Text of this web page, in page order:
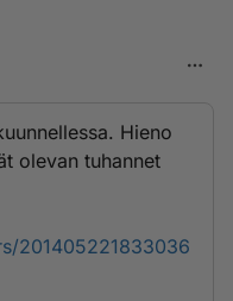
Hieno
olevan tuhannet
201405221833036